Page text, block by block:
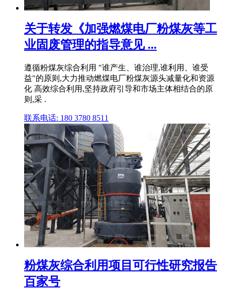
关于转发《加强燃煤电厂粉煤灰等工
业固废管理的指导意见 ...
遵循粉煤灰综合利用 "谁产生、谁治理,谁利用、谁受
益"的原则,大力推动燃煤电厂粉煤灰源头减量化和资源
化 高效综合利用,坚持政府引导和市场主体相结合的原
则,采 .
联系电话: 180 3780 8511
粉煤灰综合利用项目可行性研究报告
百家号